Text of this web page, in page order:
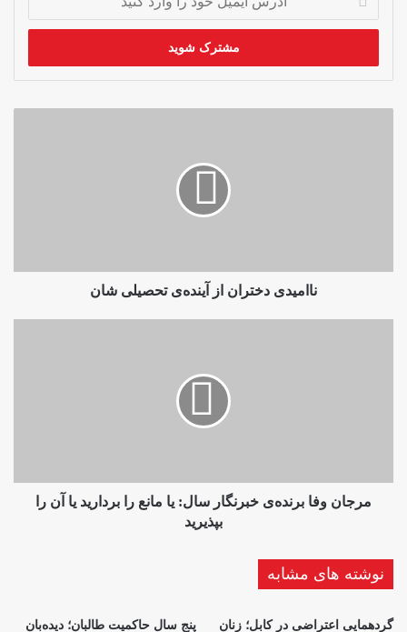
ایمیل
خود
وارد
ناامیدی دختران از آینده‌ی تحصیلی شان
بردارید
بپذیرید
مرجان وفا برنده‌ی خبرنگار سال: یا مانع را بردارید یا آن را
بپذیرید
نوشته های مشابه
گردهمایی اعتراضی در کابل؛ زنان
پنج سال حاکمیت طالبان؛ دیده‌بان